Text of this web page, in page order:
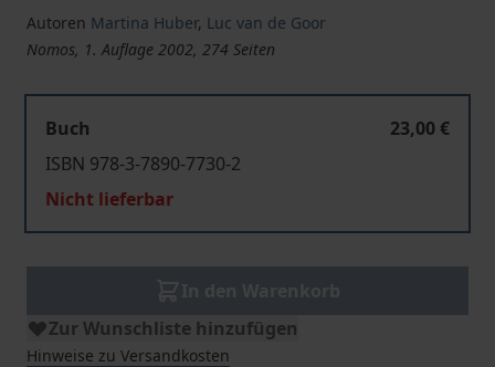
Autoren Martina Huber, Luc van de Goor
Nomos, 1. Auflage 2002, 274 Seiten
Buch
23,00 €
ISBN 978-3-7890-7730-2
Nicht lieferbar
Zur Wunschliste hinzufügen
Hinweise zu Versandkosten